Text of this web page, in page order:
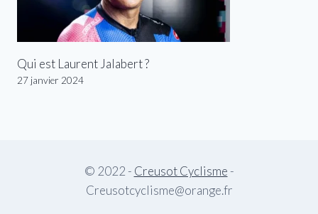
Qui est Laurent Jalabert ?
27 janvier 2024
© 2022 - Creusot Cyclisme -
Creusotcyclisme@orange.fr